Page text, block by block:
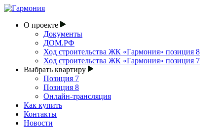
О проекте
Документы
ДОМ.РФ
Ход строительства ЖК «Гармония» позиция 8
Ход строительства ЖК «Гармония» позиция 7
Выбрать квартиру
Позиция 7
Позиция 8
Онлайн-трансляция
Как купить
Контакты
Новости